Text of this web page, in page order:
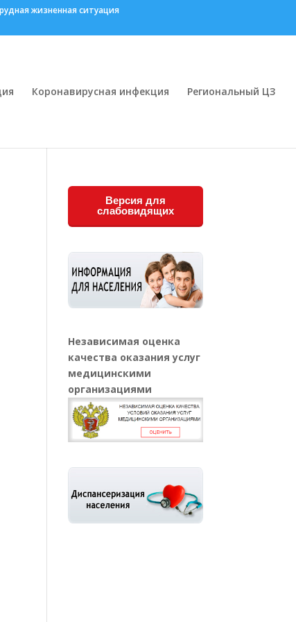
жизненная ситуация
Коронавирусная инфекция Региональный ЦЗ
Версия для
слабовидящих
Независимая оценка
качества оказания услуг
медицинскими
организациями